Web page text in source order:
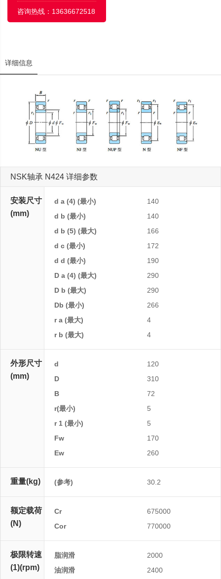
咨询热线： 13636672518
详细信息
NSK轴承 N424 详细参数
安装尺寸
(mm)
d a (4) (最小)
140
d b (最小)
140
d b (5) (最大)
166
d c (最小)
172
d d (最小)
190
D a (4) (最大)
290
D b (最大)
290
Db (最小)
266
r a (最大)
4
r b (最大)
4
外形尺寸
(mm)
d
120
D
310
B
72
r(最小)
5
r 1 (最小)
5
Fw
170
Ew
260
重量(kg) (参考) 30.2
额定载荷
(N)
Cr
675000
Cor
770000
极限转速
(1)(rpm)
脂润滑
2000
油润滑
2400